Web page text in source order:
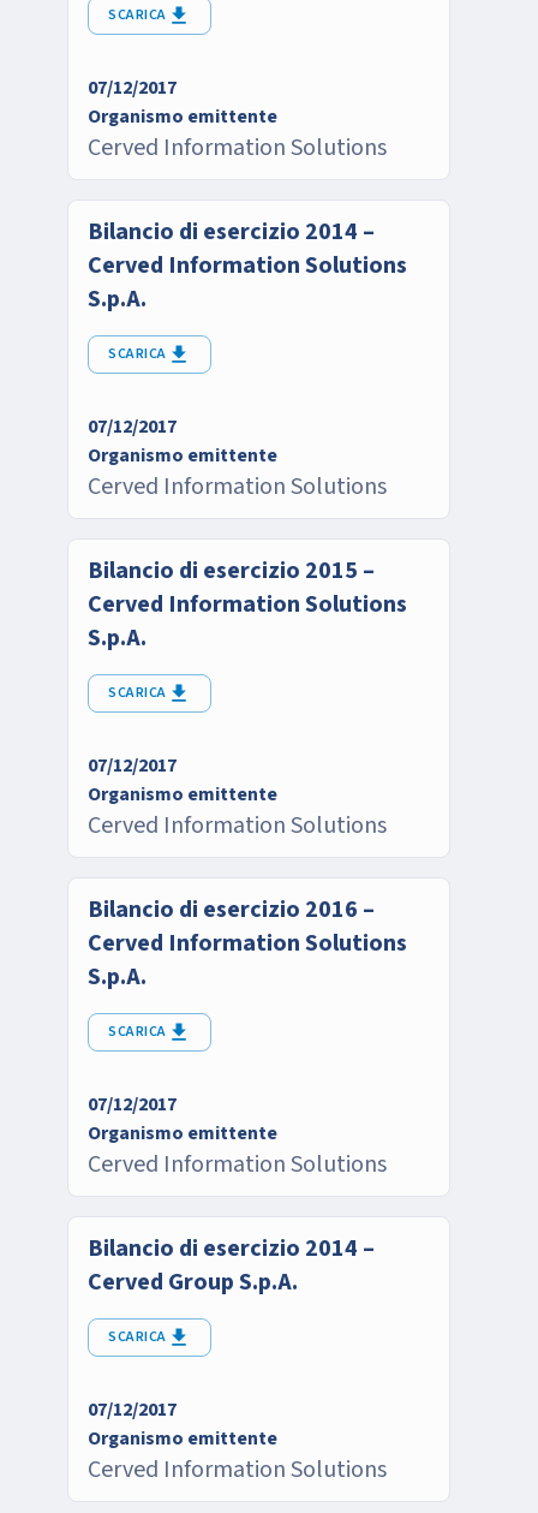
SCARICA
07/12/2017
Organismo emittente
Cerved Information Solutions
Bilancio di esercizio 2014 –
Cerved Information Solutions
S.p.A.
SCARICA
07/12/2017
Organismo emittente
Cerved Information Solutions
Bilancio di esercizio 2015 –
Cerved Information Solutions
S.p.A.
SCARICA
07/12/2017
Organismo emittente
Cerved Information Solutions
Bilancio di esercizio 2016 –
Cerved Information Solutions
S.p.A.
SCARICA
07/12/2017
Organismo emittente
Cerved Information Solutions
Bilancio di esercizio 2014 –
Cerved Group S.p.A.
SCARICA
07/12/2017
Organismo emittente
Cerved Information Solutions